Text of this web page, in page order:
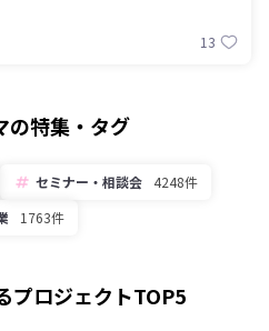
13
の特集・タグ
セミナー・相談会
4248件
1763件
プロジェクトTOP5